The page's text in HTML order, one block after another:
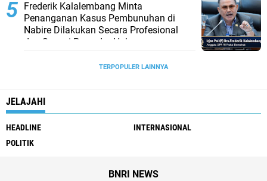
Frederik Kalalembang Minta
Penanganan Kasus Pembunuhan di
Nabire Dilakukan Secara Profesional
dan Sesuai Prosedur Hukum
TERPOPULER LAINNYA
JELAJAHI
HEADLINE
INTERNASIONAL
POLITIK
BNRI NEWS